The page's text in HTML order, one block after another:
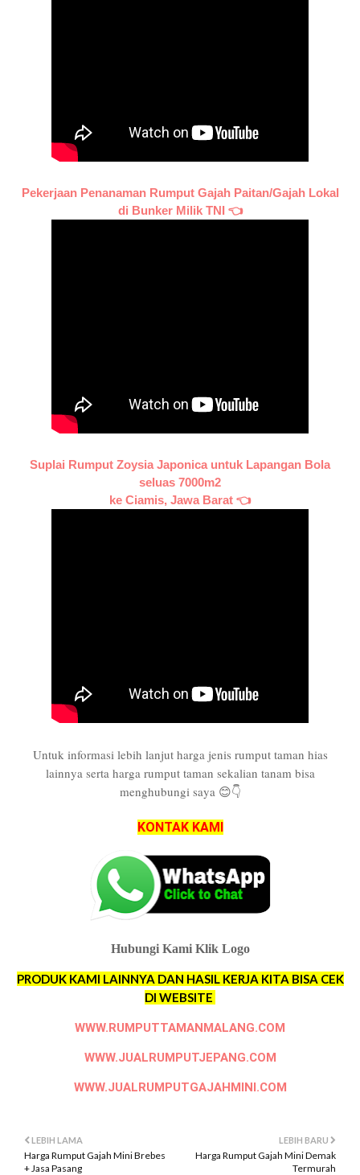
Pekerjaan Penanaman Rumput Gajah Paitan/Gajah Lokal
di Bunker Milik TNI 👈
Suplai Rumput Zoysia Japonica untuk Lapangan Bola
seluas 7000m2
ke Ciamis, Jawa Barat 👈
Untuk informasi lebih lanjut harga jenis rumput taman hias
lainnya serta harga rumput taman sekalian tanam bisa
menghubungi saya 😊👇
KONTAK KAMI
Hubungi Kami Klik Logo
PRODUK KAMI LAINNYA DAN HASIL KERJA KITA BISA CEK
DI WEBSITE
WWW.RUMPUTTAMANMALANG.COM
WWW.JUALRUMPUTJEPANG.COM
WWW.JUALRUMPUTGAJAHMINI.COM
LEBIH BARU
Harga Rumput Gajah Mini Demak
Termurah
LEBIH LAMA
Harga Rumput Gajah Mini Brebes
+ Jasa Pasang